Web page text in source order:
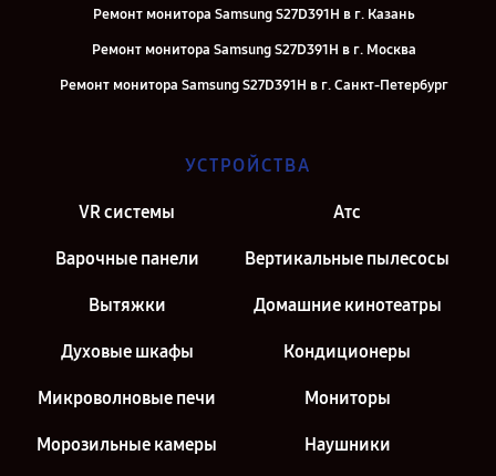
Ремонт монитора Samsung S27D391H в г. Казань
Ремонт монитора Samsung S27D391H в г. Москва
Ремонт монитора Samsung S27D391H в г. Санкт-Петербург
УСТРОЙСТВА
VR системы Атс
Варочные панели Вертикальные пылесосы
Вытяжки Домашние кинотеатры
Духовые шкафы Кондиционеры
Микроволновые печи Мониторы
Морозильные камеры Наушники